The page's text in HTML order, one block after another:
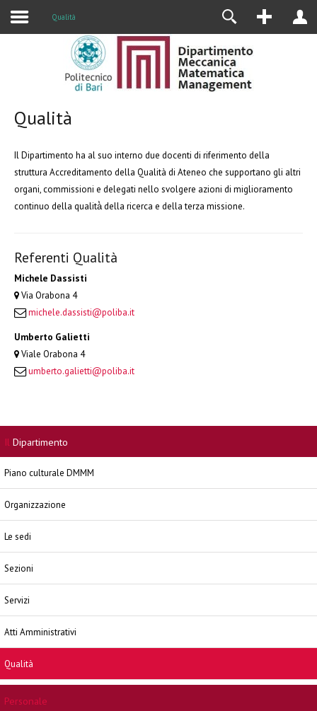
Qualità
Qualità
Il Dipartimento ha al suo interno due docenti di riferimento della
struttura Accreditamento della Qualità di Ateneo che supportano gli altri
organi, commissioni e delegati nello svolgere azioni di miglioramento
continuo della qualità̀ della ricerca e della terza missione.
Referenti Qualità
Michele Dassisti
Via Orabona 4
michele.dassisti@poliba.it
Umberto Galietti
Viale Orabona 4
umberto.galietti@poliba.it
Il Dipartimento
Piano culturale DMMM
Organizzazione
Le sedi
Sezioni
Servizi
Atti Amministrativi
Qualità
Personale